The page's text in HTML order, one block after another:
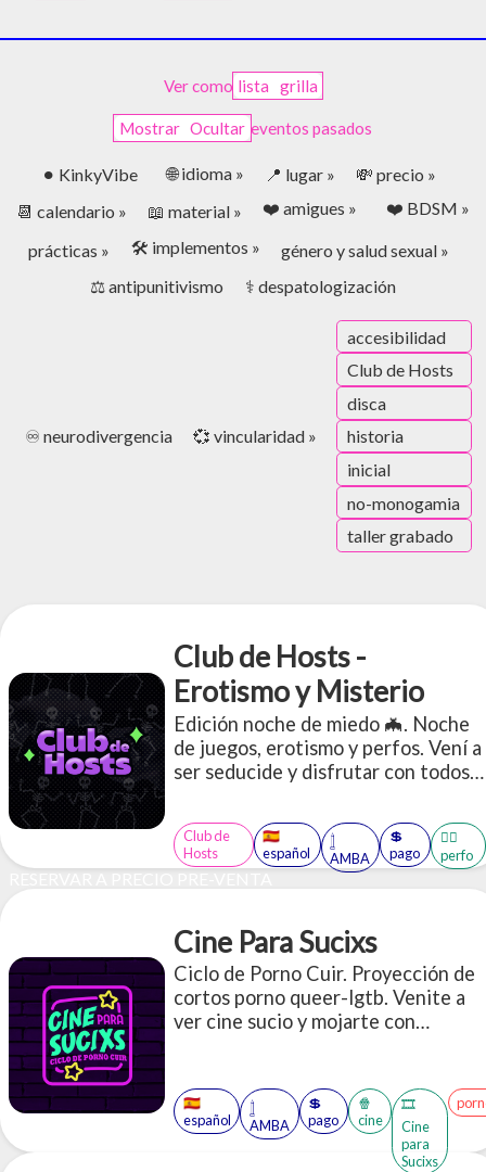
Ver como lista grilla
Mostrar Ocultar eventos pasados
⚫︎ KinkyVibe 🌐 idioma » 📍 lugar »
💸 precio »
📆 calendario »
📖 material » ❤️ amigues » ❤️ BDSM »
prácticas » 🛠️ implementos »
género y salud sexual »
⚖️ antipunitivismo
⚕️ despatologización
♾️ neurodivergencia 💞 vincularidad »
accesibilidad
Club de Hosts
disca
historia
inicial
no-monogamia
taller grabado
Club de Hosts -
Erotismo y Misterio
Edición noche de miedo 🦇. Noche
de juegos, erotismo y perfos. Vení a
ser seducide y disfrutar con todos
LIMITADOS)
Club de
Hosts
🇪🇸
español
𓉶
AMBA
💲
pago
🤹‍♂️
perfo
RESERVAR A PRECIO PRE-VENTA
Cine Para Sucixs
Ciclo de Porno Cuir. Proyección de
cortos porno queer-lgtb. Venite a
ver cine sucio y mojarte con
🇪🇸
español
𓉶
AMBA
💲
pago
🍿
cine
🎞️
Cine
para
Sucixs